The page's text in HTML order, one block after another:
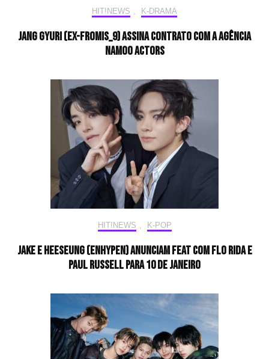
HIT!NEWS , K-DRAMA
Jang Gyuri (ex-fromis_9) assina contrato com a agência
Namoo Actors
HIT!NEWS , K-POP
Jake e Heeseung (ENHYPEN) anunciam feat com Flo Rida e
Paul Russell para 10 de janeiro